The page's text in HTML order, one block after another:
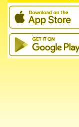
Para o secretário
Ministério da
entregues ampliam